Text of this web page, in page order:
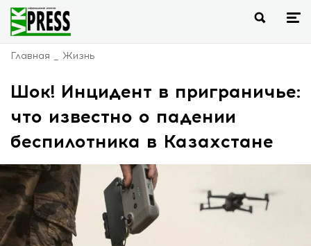
Главная Жизнь
Шок! Инцидент в приграничье:
что известно о падении
беспилотника в Казахстане